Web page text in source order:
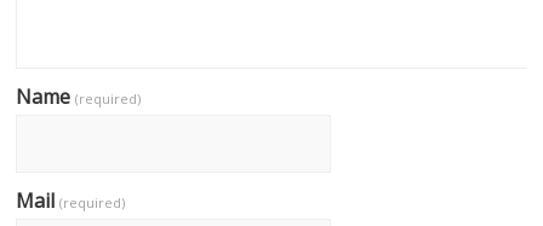
Name(required)
Mail(required)